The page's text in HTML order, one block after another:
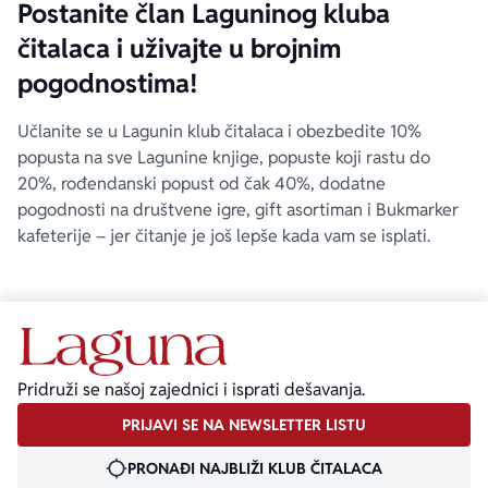
Postanite član Laguninog kluba
čitalaca i uživajte u brojnim
pogodnostima!
Učlanite se u Lagunin klub čitalaca i obezbedite 10%
popusta na sve Lagunine knjige, popuste koji rastu do
20%, rođendanski popust od čak 40%, dodatne
pogodnosti na društvene igre, gift asortiman i Bukmarker
kafeterije – jer čitanje je još lepše kada vam se isplati.
Pridruži se našoj zajednici i isprati dešavanja.
PRIJAVI SE NA NEWSLETTER LISTU
PRONAĐI NAJBLIŽI KLUB ČITALACA